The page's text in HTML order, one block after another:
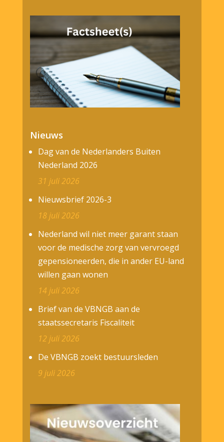
Nieuws
Dag van de Nederlanders Buiten
Nederland 2026
31 juli 2026
Nieuwsbrief 2026-3
18 juli 2026
Nederland wil niet meer garant staan
voor de medische zorg van vervroegd
gepensioneerden, die in ander EU-land
willen gaan wonen
14 juli 2026
Brief van de VBNGB aan de
staatssecretaris Fiscaliteit
12 juli 2026
De VBNGB zoekt bestuursleden
9 juli 2026